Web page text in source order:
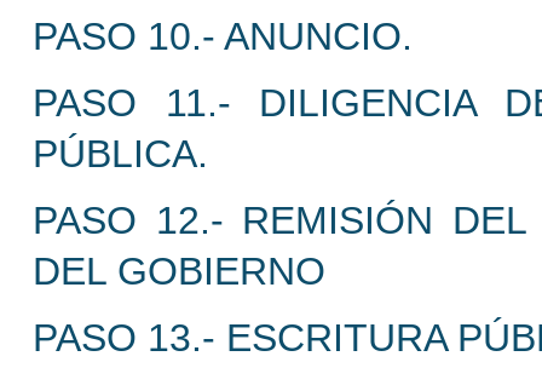
PASO 10.- ANUNCIO.
PASO 11.- DILIGENCIA
PÚBLICA.
PASO 12.- REMISIÓN
DEL GOBIERNO
PASO 13.- ESCRITURA